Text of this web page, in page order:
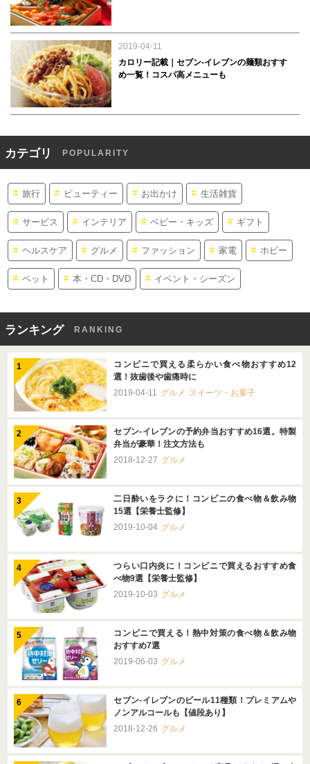
2019-04-11
カロリー記載｜セブン-イレブンの麺類おすす
め一覧！コスパ高メニューも
カテゴリ POPULARITY
旅行 ビューティー お出かけ 生活雑貨
サービス インテリア ベビー・キッズ ギフト
ヘルスケア グルメ ファッション 家電 ホビー
ペット 本・CD・DVD イベント・シーズン
ランキング RANKING
コンビニで買える柔らかい食べ物おすすめ12
選！抜歯後や歯痛時に
2019-04-11 グルメ スイーツ・お菓子
セブン-イレブンの予約弁当おすすめ16選。特製
弁当が豪華！注文方法も
2018-12-27 グルメ
二日酔いをラクに！コンビニの食べ物＆飲み物
15選【栄養士監修】
2019-10-04 グルメ
つらい口内炎に！コンビニで買えるおすすめ食
べ物9選【栄養士監修】
2019-10-03 グルメ
コンビニで買える！熱中対策の食べ物＆飲み物
おすすめ7選
2019-06-03 グルメ
セブン-イレブンのビール11種類！プレミアムや
ノンアルコールも【値段あり】
2018-12-26 グルメ